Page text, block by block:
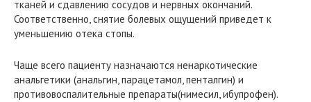
тканей и сдавлению сосудов и нервных окончаний.
Соответственно, снятие болевых ощущений приведет к
уменьшению отека стопы.
Чаще всего пациенту назначаются ненаркотические
анальгетики (анальгин, парацетамол, пенталгин) и
противовоспалительные препараты(нимесил, ибупрофен).